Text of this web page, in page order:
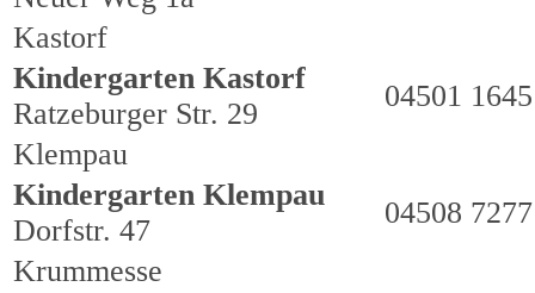
Kastorf
Kindergarten Kastorf
Ratzeburger Str. 29
04501 1645
Klempau
Kindergarten Klempau
Dorfstr. 47
04508 7277
Krummesse